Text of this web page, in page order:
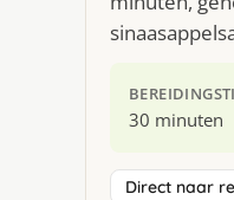
30 minuten
Direct naar